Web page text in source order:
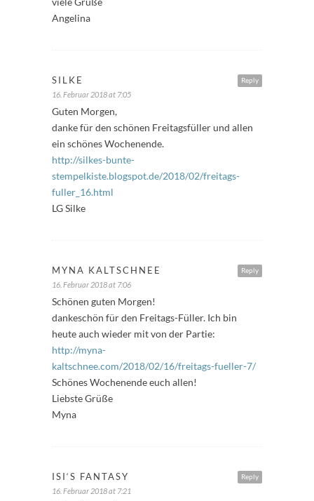
Angelina
Reply
SILKE
16. Februar 2018 at 7:05
Guten Morgen,
danke für den schönen Freitagsfüller und allen
ein schönes Wochenende.
http://silkes-bunte-
stempelkiste.blogspot.de/2018/02/freitags-
fuller_16.html
LG Silke
Reply
MYNA KALTSCHNEE
16. Februar 2018 at 7:06
Schönen guten Morgen!
dankeschön für den Freitags-Füller. Ich bin
heute auch wieder mit von der Partie:
http://myna-
kaltschnee.com/2018/02/16/freitags-fueller-7/
Schönes Wochenende euch allen!
Liebste Grüße
Myna
Reply
ISI‘S FANTASY
16. Februar 2018 at 7:21